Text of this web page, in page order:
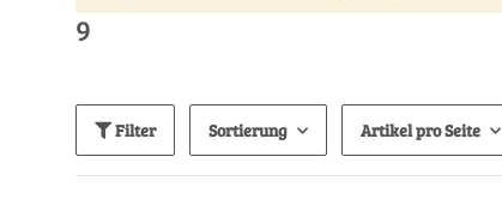
9
Filter Sortierung Artikel pro Seite